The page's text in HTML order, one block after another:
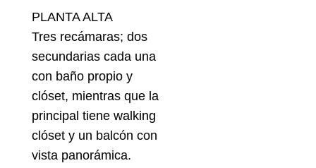
PLANTA ALTA
Tres recámaras; dos
secundarias cada una
con baño propio y
clóset, mientras que la
principal tiene walking
clóset y un balcón con
vista panorámica.